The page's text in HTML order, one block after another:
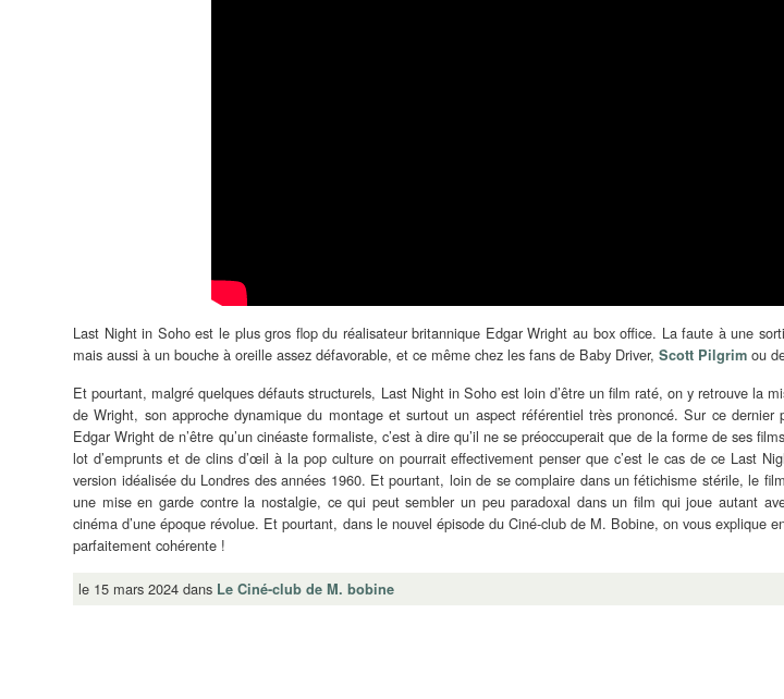
Last Night in Sohoest le plus gros flop du réalisateur britannique Edgar Wright au box office. La faute à une
mais aussi à un bouche à oreille assez défavorable, et ce même chez les fans de Baby Driver,Scott Pilgrim ou
Et pourtant, malgré quelques défauts structurels, Last Night in Soho est loin d’être un film raté, on y retrouve la
de Wright, son approche dynamique du montage et surtout un aspect référentiel très prononcé. Sur ce
Edgar Wright de n’être qu’un cinéaste formaliste, c’est à dire qu’il ne se préoccuperait que de la forme de ses
lot d’emprunts et de clins d’œil à la pop culture on pourrait effectivement penser que c’est le cas de ce Last
version idéalisée du Londres des années 1960. Et pourtant, loin de se complaire dans un fétichisme stérile, le
une mise en garde contre la nostalgie, ce qui peut sembler un peu paradoxal dans un film qui joue autant
cinéma d’une époque révolue. Et pourtant, dans le nouvel épisode du Ciné-club de M. Bobine, on vous explique
parfaitement cohérente !
le 15 mars 2024 dans Le Ciné-club de M. bobine